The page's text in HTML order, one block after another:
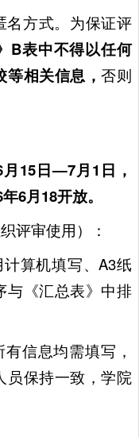
名方式。为保证评
B表中不得以任何
等相关信息，否则
15日—7月1日，
6月18开放。
评审使用）：
算机填写、A3纸
与《汇总表》中排
信息均需填写，
员保持一致，学院